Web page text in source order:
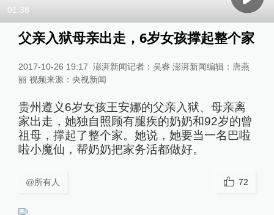
01:38
父亲入狱母亲出走，6岁女孩撑起整个家
2017-10-26 19:17 澎湃新闻记者：吴睿 澎湃新闻编辑：唐燕
丽 视频来源：央视新闻
贵州遵义6岁女孩王安娜的父亲入狱、母亲离
家出走，她独自照顾有腿疾的奶奶和92岁的曾
祖母，撑起了整个家。她说，她要当一名巴啦
啦小魔仙，帮奶奶把家务活都做好。
@所有人 72